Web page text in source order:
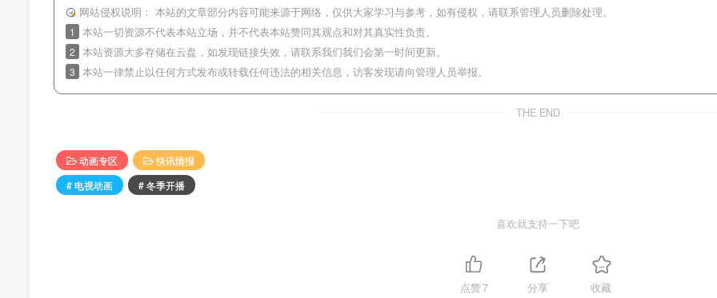
网站侵权说明： 本站的文章部分内容可能来源于网络，仅供大家学习与参考，如有侵权，请联系管理人员删除处理。
1 本站一切资源不代表本站立场，并不代表本站赞同其观点和对其真实性负责。
2 本站资源大多存储在云盘，如发现链接失效，请联系我们我们会第一时间更新。
3 本站一律禁止以任何方式发布或转载任何违法的相关信息，访客发现请向管理人员举报。
THE END
动画专区
快讯情报
# 电视动画
# 冬季开播
喜欢就支持一下吧
点赞7 分享 收藏